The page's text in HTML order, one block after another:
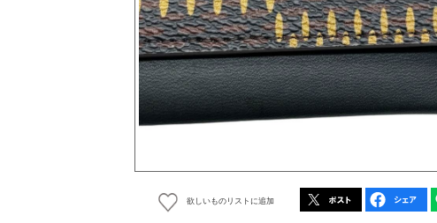
欲しいものリストに追加